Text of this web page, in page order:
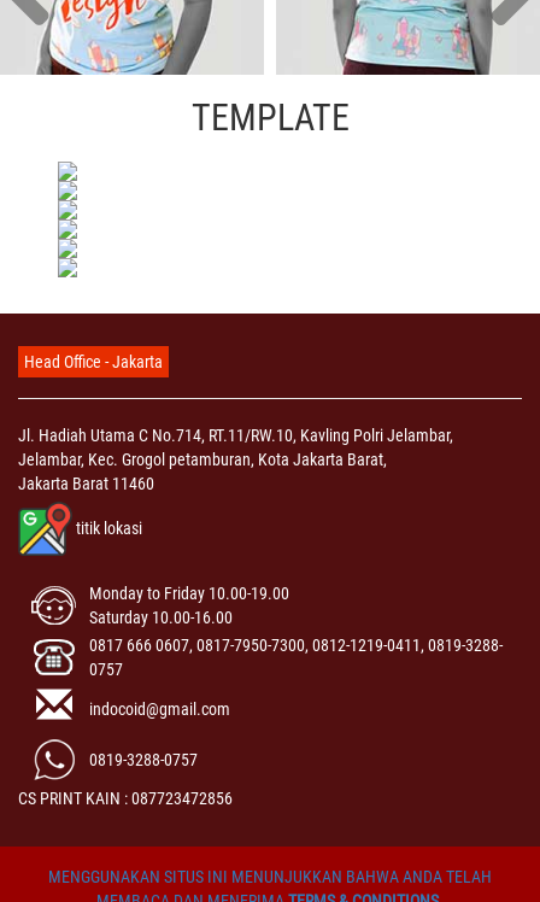
TEMPLATE
Head Office - Jakarta
Jl. Hadiah Utama C No.714, RT.11/RW.10, Kavling Polri Jelambar,
Jelambar, Kec. Grogol petamburan, Kota Jakarta Barat,
Jakarta Barat 11460
titik lokasi
Monday to Friday 10.00-19.00
Saturday 10.00-16.00
0817 666 0607, 0817-7950-7300, 0812-1219-0411, 0819-3288-
0757
indocoid@gmail.com
0819-3288-0757
CS PRINT KAIN : 087723472856
MENGGUNAKAN SITUS INI MENUNJUKKAN BAHWA ANDA TELAH